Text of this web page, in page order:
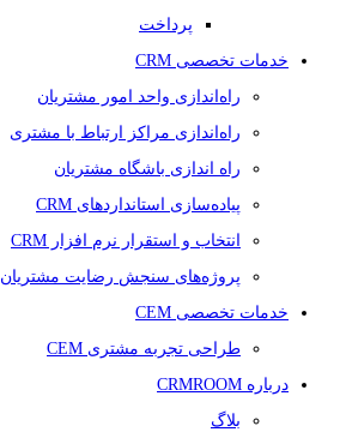
پرداخت
خدمات تخصصی CRM
راه‌اندازی واحد امور مشتریان
راه‌اندازی مراکز ارتباط با مشتری
راه اندازی باشگاه مشتریان
پیاده‌سازی استانداردهای CRM
انتخاب و استقرار نرم افزار CRM
پروژه‌های سنجش رضایت مشتریان
خدمات تخصصی CEM
طراحی تجربه مشتری CEM
درباره CRMROOM
بلاگ